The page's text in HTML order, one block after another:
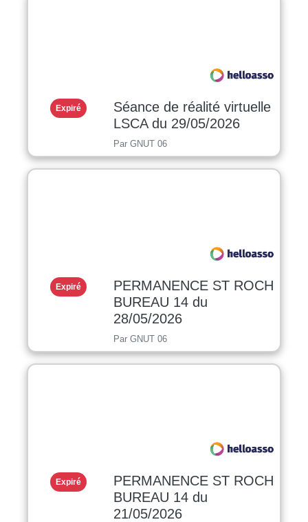
Expiré
Séance de réalité virtuelle
LSCA du 29/05/2026
Par GNUT 06
Expiré
PERMANENCE ST ROCH
BUREAU 14 du
28/05/2026
Par GNUT 06
Expiré
PERMANENCE ST ROCH
BUREAU 14 du
21/05/2026